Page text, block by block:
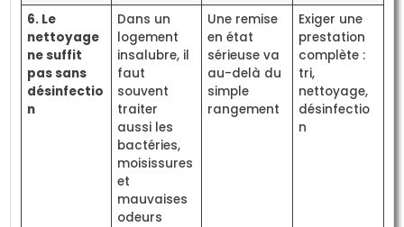
6. Le
nettoyage
ne suffit
pas sans
désinfectio
n
Dans un
logement
insalubre, il
faut
souvent
traiter
aussi les
bactéries,
moisissures
et
mauvaises
odeurs
Une remise
en état
sérieuse va
au-delà du
simple
rangement
Exiger une
prestation
complète :
tri,
nettoyage,
désinfectio
n